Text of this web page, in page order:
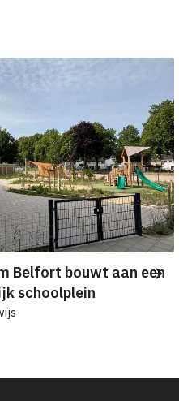
Belfort bouwt aan een
schoolplein